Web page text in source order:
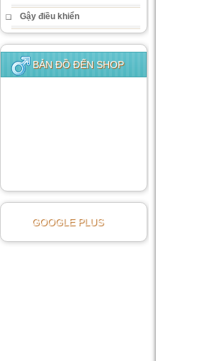
Gậy điều khiển
BẢN ĐỒ ĐẾN SHOP
GOOGLE PLUS